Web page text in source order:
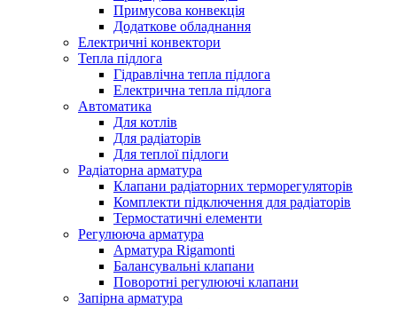
Примусова конвекція
Додаткове обладнання
Електричні конвектори
Тепла підлога
Гідравлічна тепла підлога
Електрична тепла підлога
Автоматика
Для котлів
Для радіаторів
Для теплої підлоги
Радіаторна арматура
Клапани радіаторних терморегуляторів
Комплекти підключення для радіаторів
Термостатичні елементи
Регулююча арматура
Арматура Rigamonti
Балансувальні клапани
Поворотні регулюючі клапани
Запірна арматура